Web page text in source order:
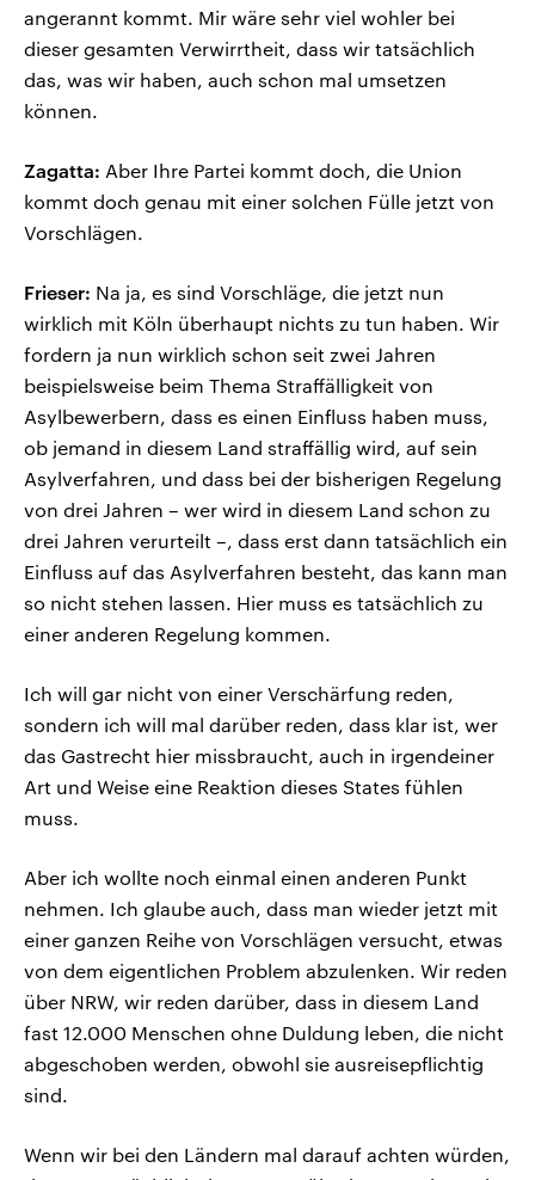
angerannt kommt. Mir wäre sehr viel wohler bei
dieser gesamten Verwirrtheit, dass wir tatsächlich
das, was wir haben, auch schon mal umsetzen
können.
Zagatta: Aber Ihre Partei kommt doch, die Union
kommt doch genau mit einer solchen Fülle jetzt von
Vorschlägen.
Frieser: Na ja, es sind Vorschläge, die jetzt nun
wirklich mit Köln überhaupt nichts zu tun haben. Wir
fordern ja nun wirklich schon seit zwei Jahren
beispielsweise beim Thema Straffälligkeit von
Asylbewerbern, dass es einen Einfluss haben muss,
ob jemand in diesem Land straffällig wird, auf sein
Asylverfahren, und dass bei der bisherigen Regelung
von drei Jahren – wer wird in diesem Land schon zu
drei Jahren verurteilt –, dass erst dann tatsächlich ein
Einfluss auf das Asylverfahren besteht, das kann man
so nicht stehen lassen. Hier muss es tatsächlich zu
einer anderen Regelung kommen.
Ich will gar nicht von einer Verschärfung reden,
sondern ich will mal darüber reden, dass klar ist, wer
das Gastrecht hier missbraucht, auch in irgendeiner
Art und Weise eine Reaktion dieses States fühlen
muss.
Aber ich wollte noch einmal einen anderen Punkt
nehmen. Ich glaube auch, dass man wieder jetzt mit
einer ganzen Reihe von Vorschlägen versucht, etwas
von dem eigentlichen Problem abzulenken. Wir reden
über NRW, wir reden darüber, dass in diesem Land
fast 12.000 Menschen ohne Duldung leben, die nicht
abgeschoben werden, obwohl sie ausreisepflichtig
sind.
Wenn wir bei den Ländern mal darauf achten würden,